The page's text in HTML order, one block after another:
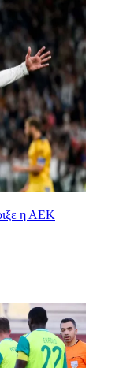
η ΑΕΚ